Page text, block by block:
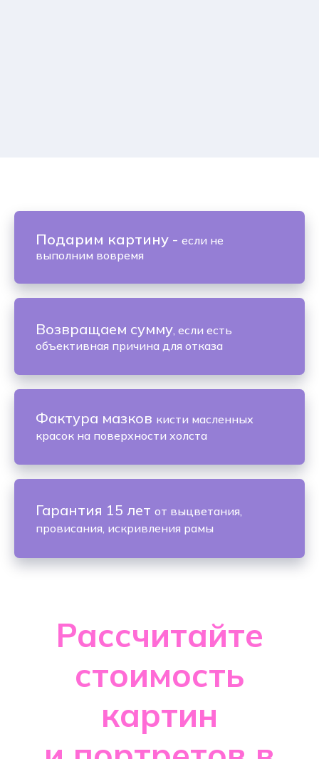
Подарим картину - если не
выполним вовремя
Возвращаем сумму, если есть
объективная причина для отказа
Фактура мазков кисти масленных
красок на поверхности холста
Гарантия 15 лет от выцветания,
провисания, искривления рамы
Рассчитайте
стоимость
картин